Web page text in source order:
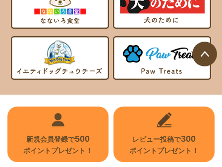
へ
新規会員登録で500
ポイントプレゼント！
レビュー投稿で300
ポイントプレゼント！